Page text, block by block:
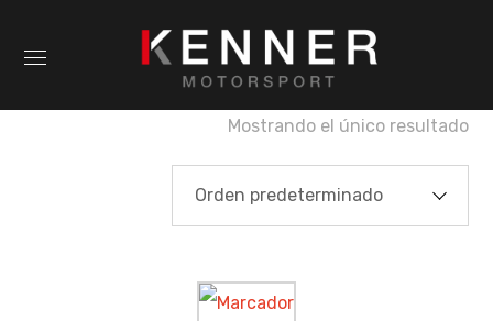
Mostrando el único resultado